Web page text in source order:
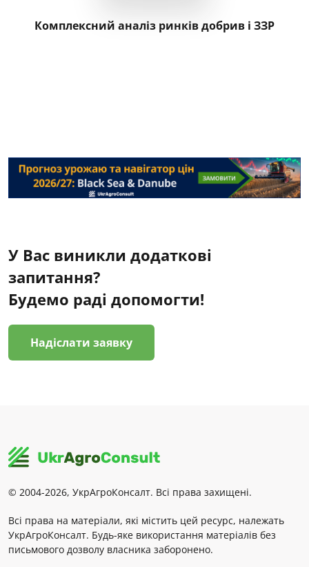
Комплексний аналіз ринків добрив і ЗЗР
У Вас виникли додаткові
запитання?
Будемо раді допомогти!
Надіслати заявку
© 2004-2026, УкрАгроКонсалт. Всі права захищені.
Всі права на матеріали, які містить цей ресурс, належать
УкрАгроКонсалт. Будь-яке використання матеріалів без
письмового дозволу власника заборонено.